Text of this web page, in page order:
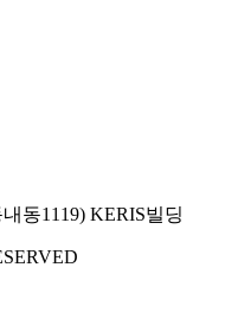
동1119) KERIS빌딩